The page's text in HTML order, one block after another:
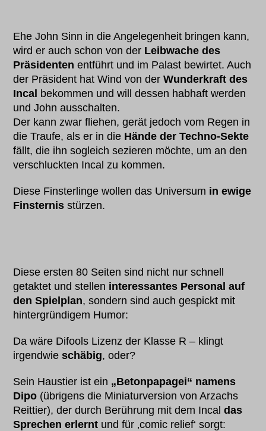
Ehe John Sinn in die Angelegenheit bringen kann,
wird er auch schon von der Leibwache des
Präsidentenentführt und im Palast bewirtet. Auch
der Präsident hat Wind von derWunderkraft des
Incal bekommen und will dessen habhaft werden
und John ausschalten.
Der kann zwar fliehen, gerät jedoch vom Regen in
die Traufe, als er in die Hände der Techno-Sekte
fällt, die ihn sogleich sezieren möchte, um an den
verschluckten Incal zu kommen.
Diese Finsterlinge wollen das Universum in ewige
Finsternis stürzen.
Diese ersten 80 Seiten sind nicht nur schnell
getaktet und stellen interessantes Personal auf
den Spielplan, sondern sind auch gespickt mit
hintergründigem Humor:
Da wäre Difools Lizenz der Klasse R – klingt
irgendwieschäbig, oder?
Sein Haustier ist ein „Betonpapagei“ namens
Dipo (übrigens die Miniaturversion von Arzachs
Reittier), der durch Berührung mit dem Incaldas
Sprechen erlernt und für ‚comic relief‘ sorgt: